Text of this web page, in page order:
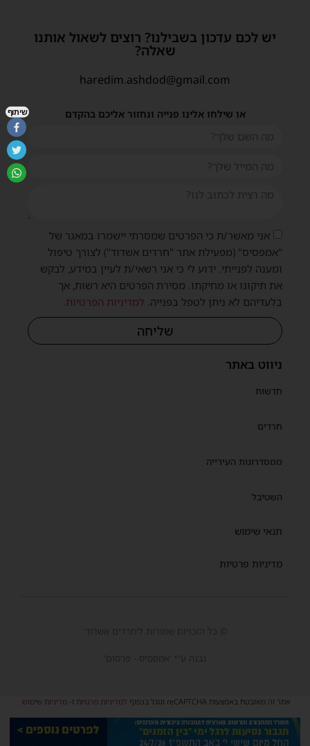
ניווט באתר
חדשות
חרדים
ממסדרונות העירייה
השטיבל
תנאי שימוש
מדיניות פרטיות
יש לכם עדכון בשבילנו? רוצים לשאול אותנו
שאלה?
haredim.ashdod@gmail.com
או שילחו אלינו פנייה ונחזור אליכם בהקדם
אני מאשר/ת כי הפרטים שמסרתי יישמרו במאגר של
"אמפסיס" (מפעילת אתר "חרדים אשדוד") לצורך טיפול
ומענה לפנייתי. ידוע לי כי אני רשאי/ת לעיין במידע, לבקש
את תיקונו או מחיקתו. מסירת הפרטים היא רשות, אך
בלעדיהם לא ניתן לטפל בפנייה. למדיניות הפרטיות.
שליחה
© כל הזכויות שמורות ל'חרדים אשדוד'
נבנה ע"י 'אמפסיס - פרסום'
אתר זה מאובטח באמצעות reCAPTCHA וגוגל בכפוף למדיניות פרטיות ו-מדיניות שימוש.
שיתוף